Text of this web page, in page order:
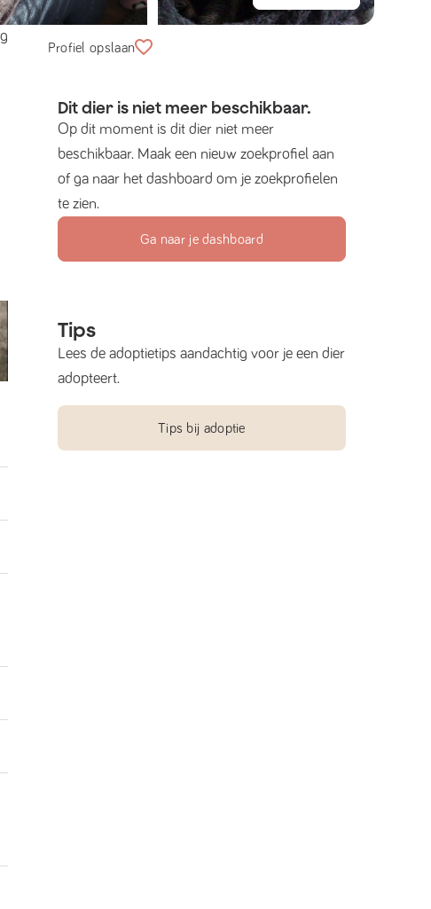
Profiel opslaan
Dit dier is niet meer beschikbaar.
Op dit moment is dit dier niet meer
beschikbaar. Maak een nieuw zoekprofiel aan
of ga naar het dashboard om je zoekprofielen
te zien.
Ga naar je dashboard
Tips
Lees de adoptietips aandachtig voor je een dier
adopteert.
Tips bij adoptie